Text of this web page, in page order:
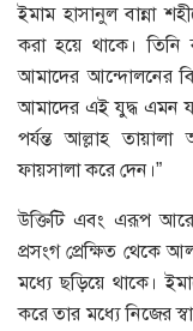
ইমাম হাসানুল বান্না
করা হয়ে থাকে। তিনি
আমাদের আন্দোলনের
আমাদের এই যুদ্ধ এমন
পর্যন্ত আল্লাহ
ফায়সালা করে দেন।”
উক্তিটি এবং এরূপ
প্রসংগ প্রেক্ষিত থেকে
মধ্যে ছড়িয়ে থাকে।
করে তার মধ্যে নিজের